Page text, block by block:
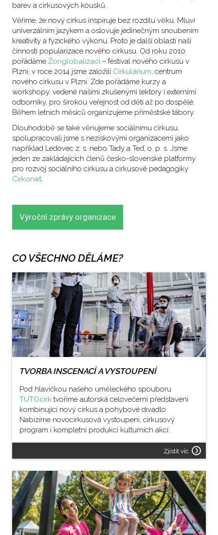
barev a cirkusových kousků.
Věříme, že nový cirkus inspiruje bez rozdílu věku. Mluví
univerzálním jazykem a oslovuje jedinečným snoubením
kreativity a fyzického výkonu. Proto je další oblastí naší
činnosti popularizace nového cirkusu. Od roku 2010
pořádáme Žonglobalizaci – festival nového cirkusu v
Plzni, v roce 2014 jsme založili Cirkulárium, centrum
nového cirkusu v Plzni. Zde pořádáme kurzy a
workshopy, vedené našimi zkušenými lektory i externími
odborníky, pro širokou veřejnost od dětí až po dospělé.
Během letních měsíců organizujeme příměstské tábory.
Dlouhodobě se také věnujeme sociálnímu cirkusu,
spolupracovali jsme s neziskovými organizacemi jako
například Ledovec z. s. nebo Tady a Teď, o. p. s. Jsme
jeden ze zakládajících členů česko-slovenské platformy
pro rozvoj sociálního cirkusu a cirkusové pedagogiky
Cirkonet
Výroční zprávy organizace
CO VŠECHNO DĚLÁME?
TVORBA INSCENACÍ A VYSTOUPENÍ
Pod hlavičkou našeho uměleckého spouboru
TUTOcirk tvoříme autorská celovečerní představení
kombinující nový cirkus a pohybové divadlo.
Nabízíme novocirkusová vystoupení, cirkusový
program i kompletní produkci kulturních akcí.
Zjistit víc